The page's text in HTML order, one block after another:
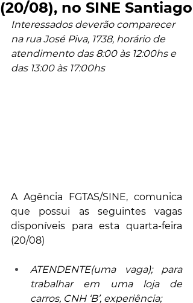
(20/08), no SINE Santiago
Interessados deverão comparecer
na rua José Piva, 1738, horário de
atendimento das 8:00 às 12:00hs e
das 13:00 às 17:00hs
A Agência FGTAS/SINE, comunica
que possui as seguintes vagas
disponíveis para esta quarta-feira
(20/08)
ATENDENTE(uma vaga); para
trabalhar em uma loja de
carros, CNH ‘B’, experiência;